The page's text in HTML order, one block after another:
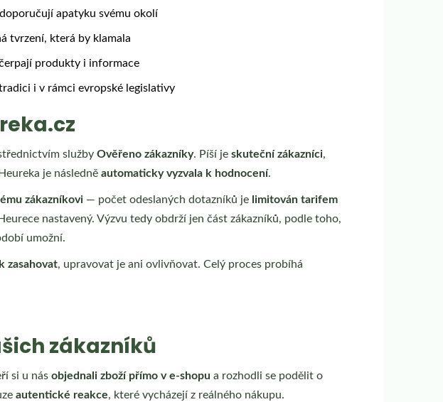
apatyku svému okolí
tvrzení, která by klamala
produkty i informace
i v rámci evropské legislativy
služby Ověřeno zákazníky. Píší je skuteční zákazníci,
je následně automaticky vyzvala k hodnocení.
zákazníkovi — počet odeslaných dotazníků je limitován tarifem
nastavený. Výzvu tedy obdrží jen část zákazníků, podle toho,
umožní.
zasahovat, upravovat je ani ovlivňovat. Celý proces probíhá
zákazníků
si u nás objednali zboží přímo v e‑shopu a rozhodli se podělit o
autentické reakce, které vycházejí z reálného nákupu.